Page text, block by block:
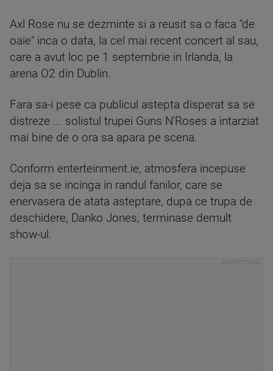
Axl Rose nu se dezminte si a reusit sa o faca "de
oaie" inca o data, la cel mai recent concert al sau,
care a avut loc pe 1 septembrie in Irlanda, la
arena O2 din Dublin.
Fara sa-i pese ca publicul astepta disperat sa se
distreze ... solistul trupei Guns N'Roses a intarziat
mai bine de o ora sa apara pe scena.
Conform enterteinment.ie, atmosfera incepuse
deja sa se incinga in randul fanilor, care se
enervasera de atata asteptare, dupa ce trupa de
deschidere, Danko Jones, terminase demult
show-ul.